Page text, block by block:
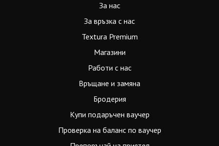
За нас
За връзка с нас
Textura Premium
Магазини
Работи с нас
Връщане и замяна
Бродерия
Купи подаръчен ваучер
Проверка на баланс по ваучер